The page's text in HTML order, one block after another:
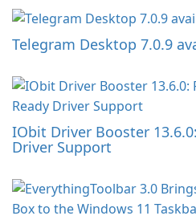
Telegram Desktop 7.0.9
IObit Driver Booster
Driver Support